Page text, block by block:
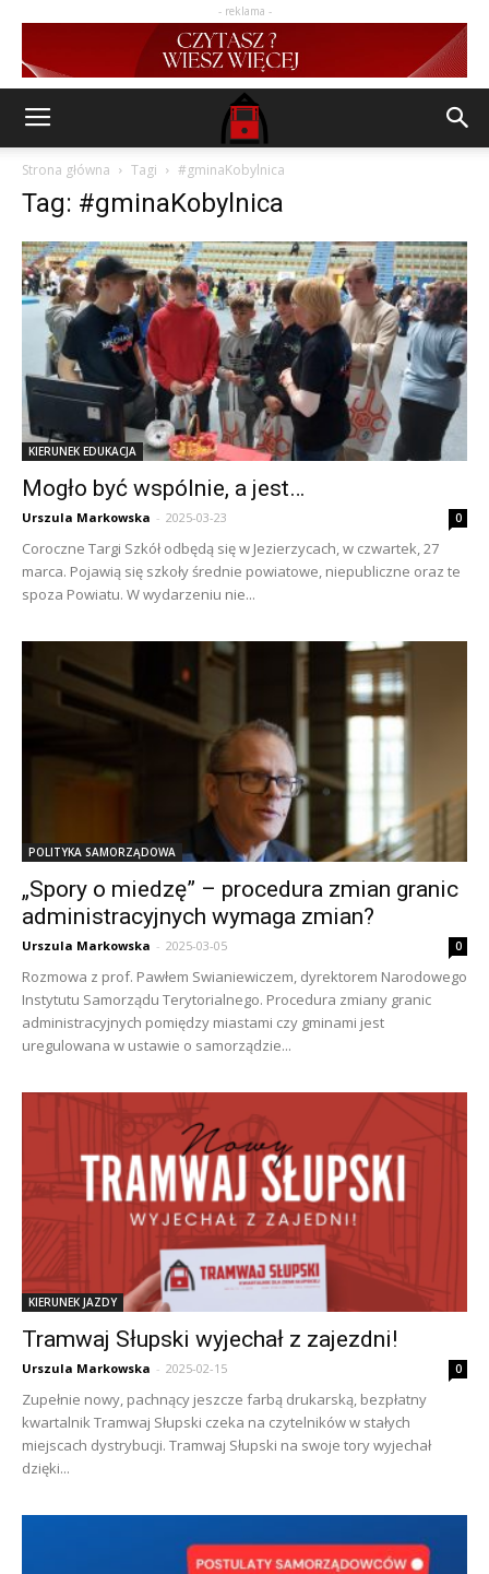
- reklama -
Strona główna Tagi #gminaKobylnica
Tag: #gminaKobylnica
KIERUNEK EDUKACJA
Mogło być wspólnie, a jest…
Urszula Markowska - 2025-03-23 0
Coroczne Targi Szkół odbędą się w Jezierzycach, w czwartek, 27
marca. Pojawią się szkoły średnie powiatowe, niepubliczne oraz te
spoza Powiatu. W wydarzeniu nie...
POLITYKA SAMORZĄDOWA
„Spory o miedzę” – procedura zmian granic
administracyjnych wymaga zmian?
Urszula Markowska - 2025-03-05 0
Rozmowa z prof. Pawłem Swianiewiczem, dyrektorem Narodowego
Instytutu Samorządu Terytorialnego. Procedura zmiany granic
administracyjnych pomiędzy miastami czy gminami jest
uregulowana w ustawie o samorządzie...
KIERUNEK JAZDY
Tramwaj Słupski wyjechał z zajezdni!
Urszula Markowska - 2025-02-15 0
Zupełnie nowy, pachnący jeszcze farbą drukarską, bezpłatny
kwartalnik Tramwaj Słupski czeka na czytelników w stałych
miejscach dystrybucji. Tramwaj Słupski na swoje tory wyjechał
dzięki...